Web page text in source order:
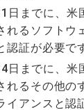
日までに、米
れるソフトウ
認証が必要で
日までに、米
れるその他の
イアンスと認